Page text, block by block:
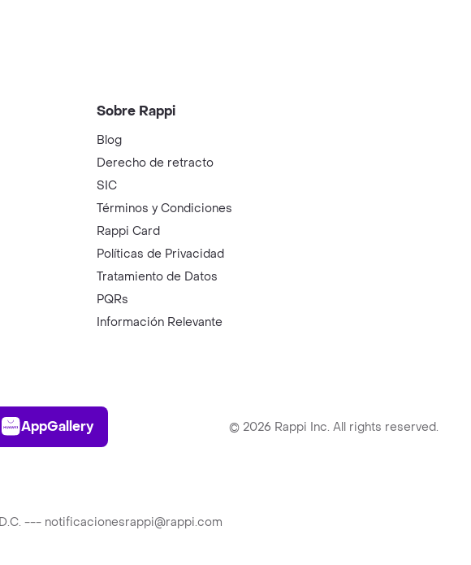
Sobre Rappi
Blog
Derecho de retracto
SIC
Términos y Condiciones
Rappi Card
Políticas de Privacidad
Tratamiento de Datos
PQRs
Información Relevante
AppGallery
AppGallery © 2026 Rappi Inc. All rights reserved.
--- notificacionesrappi@rappi.com